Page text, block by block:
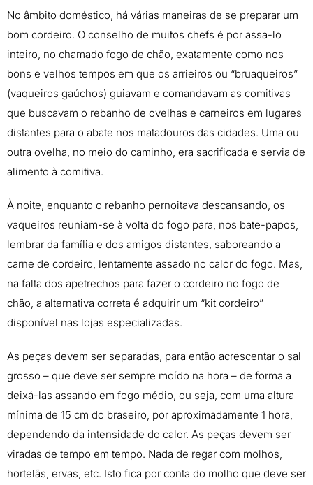
No âmbito doméstico, há várias maneiras de se preparar um
bom cordeiro. O conselho de muitos chefs é por assa-lo
inteiro, no chamado fogo de chão, exatamente como nos
bons e velhos tempos em que os arrieiros ou “bruaqueiros”
(vaqueiros gaúchos) guiavam e comandavam as comitivas
que buscavam o rebanho de ovelhas e carneiros em lugares
distantes para o abate nos matadouros das cidades. Uma ou
outra ovelha, no meio do caminho, era sacrificada e servia de
alimento à comitiva.
À noite, enquanto o rebanho pernoitava descansando, os
vaqueiros reuniam-se à volta do fogo para, nos bate-papos,
lembrar da família e dos amigos distantes, saboreando a
carne de cordeiro, lentamente assado no calor do fogo. Mas,
na falta dos apetrechos para fazer o cordeiro no fogo de
chão, a alternativa correta é adquirir um “kit cordeiro”
disponível nas lojas especializadas.
As peças devem ser separadas, para então acrescentar o sal
grosso – que deve ser sempre moído na hora – de forma a
deixá-las assando em fogo médio, ou seja, com uma altura
mínima de 15 cm do braseiro, por aproximadamente 1 hora,
dependendo da intensidade do calor. As peças devem ser
viradas de tempo em tempo. Nada de regar com molhos,
hortelãs, ervas, etc. Isto fica por conta do molho que deve ser